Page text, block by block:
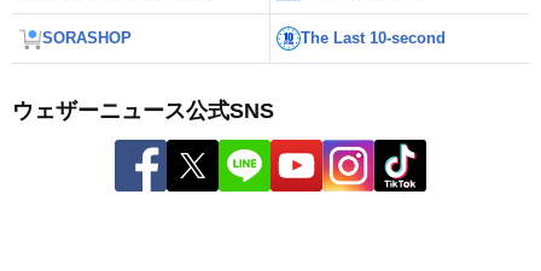
SORASHOP The Last 10-second
ウェザーニュース公式SNS